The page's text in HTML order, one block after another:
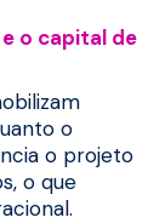
o capital de
o
o projeto
o que